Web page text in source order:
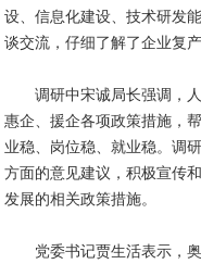
设、信息化建设、技术研发
谈交流，仔细了解了企业复
调研中宋诚局长强调，人
惠企、援企各项政策措施，
业稳、岗位稳、就业稳。调
方面的意见建议，积极宣传
发展的相关政策措施。
党委书记贾生活表示，奥